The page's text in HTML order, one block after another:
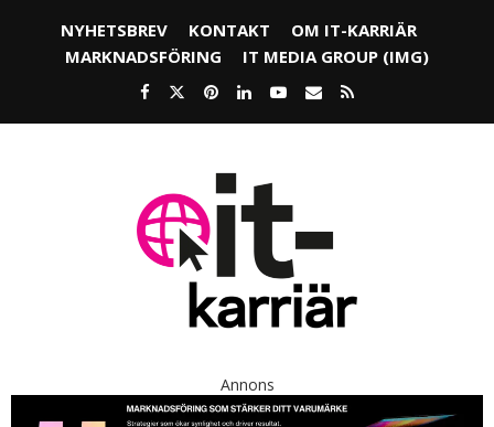
NYHETSBREV KONTAKT
OM IT-KARRIÄR
MARKNADSFÖRING
IT MEDIA GROUP (IMG)
Annons